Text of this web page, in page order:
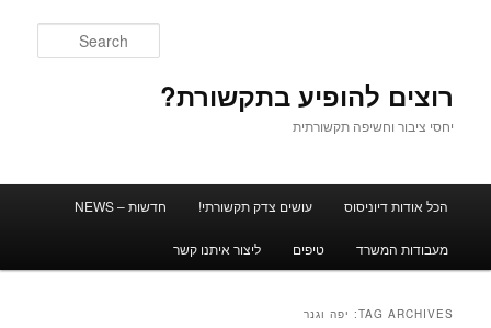
רוצים להופיע בתקשורת?
יחסי ציבור וחשיפה תקשורתית
Main
Skip to primary content
Skip to secondary content
הכל אודות דיוניסוס עושים צדק תקשורתי! חדשות – NEWS
מעבודות המשרד טיפים ליצור איתנו קשר
TAG ARCHIVES: יפה וגנר